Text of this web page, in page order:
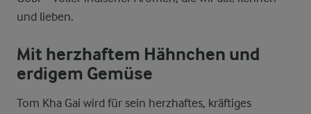
und lieben.
Mit herzhaftem Hähnchen und
erdigem Gemüse
Tom Kha Gai wird für sein herzhaftes, kräftiges